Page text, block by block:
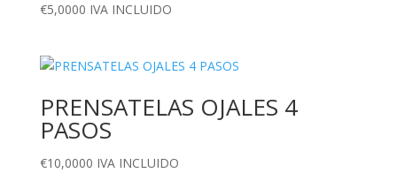
€5,0000 IVA INCLUIDO
PRENSATELAS OJALES 4
PASOS
€10,0000 IVA INCLUIDO